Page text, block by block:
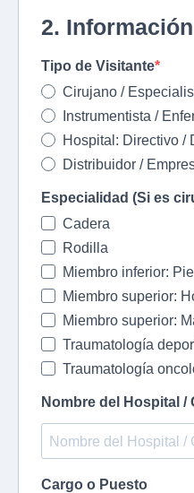
2.
Tipo de Visitante
Cirujano /
Instrumentista /
Hospital: Directivo /
Distribuidor /
Especialidad (Si es
Cadera
Rodilla
Miembro inferior:
Miembro superior:
Miembro superior:
Traumatología
Traumatología
Nombre del Hospital /
Cargo o Puesto